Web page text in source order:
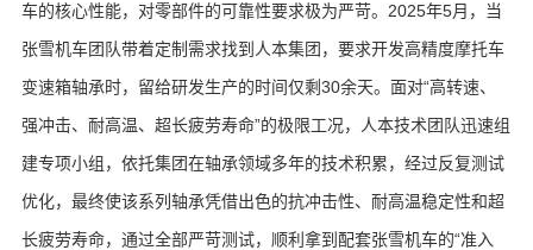
车的核心性能，对零部件的可靠性要求极为严苛。2025年5月，当
张雪机车团队带着定制需求找到人本集团，要求开发高精度摩托车
变速箱轴承时，留给研发生产的时间仅剩30余天。面对“高转速、
强冲击、耐高温、超长疲劳寿命”的极限工况，人本技术团队迅速组
建专项小组，依托集团在轴承领域多年的技术积累，经过反复测试
优化，最终使该系列轴承凭借出色的抗冲击性、耐高温稳定性和超
长疲劳寿命，通过全部严苛测试，顺利拿到配套张雪机车的“准入